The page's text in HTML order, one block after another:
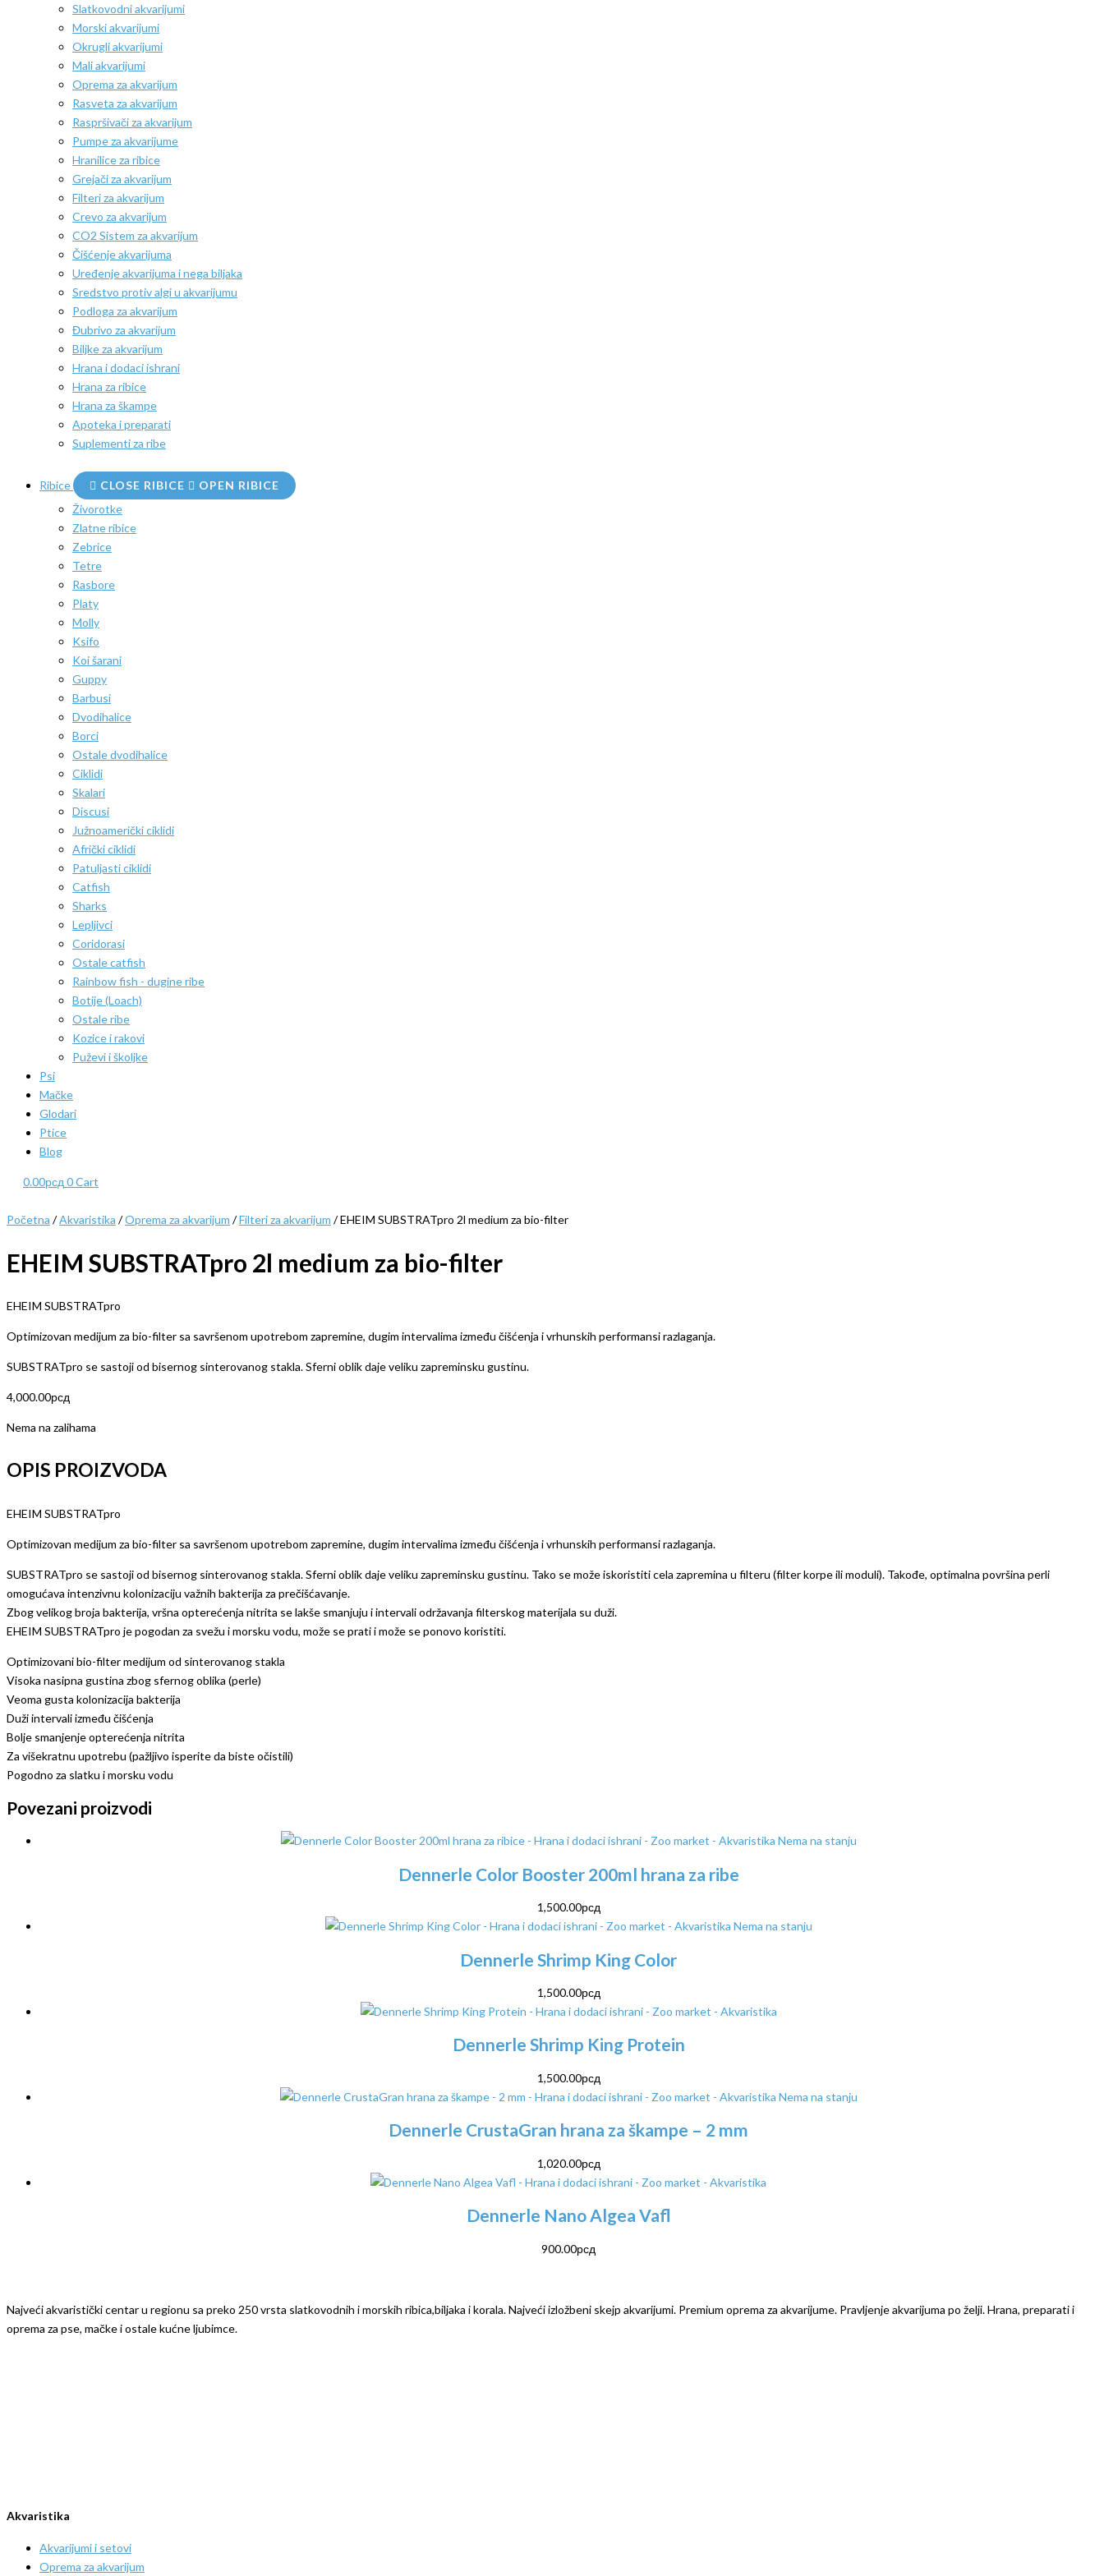
Slatkovodni akvarijumi
Morski akvarijumi
Okrugli akvarijumi
Mali akvarijumi
Oprema za akvarijum
Rasveta za akvarijum
Raspršivači za akvarijum
Pumpe za akvarijume
Hranilice za ribice
Grejači za akvarijum
Filteri za akvarijum
Crevo za akvarijum
CO2 Sistem za akvarijum
Čišćenje akvarijuma
Uređenje akvarijuma i nega biljaka
Sredstvo protiv algi u akvarijumu
Podloga za akvarijum
Đubrivo za akvarijum
Biljke za akvarijum
Hrana i dodaci ishrani
Hrana za ribice
Hrana za škampe
Apoteka i preparati
Suplementi za ribe
Ribice CLOSE RIBICE
OPEN RIBICE
Živorotke
Zlatne ribice
Zebrice
Tetre
Rasbore
Platy
Molly
Ksifo
Koi šarani
Guppy
Barbusi
Dvodihalice
Borci
Ostale dvodihalice
Ciklidi
Skalari
Discusi
Južnoamerički ciklidi
Afrički ciklidi
Patuljasti ciklidi
Catfish
Sharks
Lepljivci
Coridorasi
Ostale catfish
Rainbow fish - dugine ribe
Botije (Loach)
Ostale ribe
Kozice i rakovi
Puževi i školjke
Psi
Mačke
Glodari
Ptice
Blog
0.00рсд 0Cart
Početna /Akvaristika /Oprema za akvarijum /Filteri za akvarijum / EHEIM SUBSTRATpro 2l medium za bio-filter
EHEIM SUBSTRATpro 2l medium za bio-filter
EHEIM SUBSTRATpro
Optimizovan medijum za bio-filter sa savršenom upotrebom zapremine, dugim intervalima između čišćenja i vrhunskih performansi razlaganja.
SUBSTRATpro se sastoji od bisernog sinterovanog stakla. Sferni oblik daje veliku zapreminsku gustinu.
4,000.00рсд
Nema na zalihama
OPIS PROIZVODA
EHEIM SUBSTRATpro
Optimizovan medijum za bio-filter sa savršenom upotrebom zapremine, dugim intervalima između čišćenja i vrhunskih performansi razlaganja.
SUBSTRATpro se sastoji od bisernog sinterovanog stakla. Sferni oblik daje veliku zapreminsku gustinu. Tako se može iskoristiti cela zapremina u filteru (filter korpe ili moduli). Takođe, optimalna površina perli
omogućava intenzivnu kolonizaciju važnih bakterija za prečišćavanje.
Zbog velikog broja bakterija, vršna opterećenja nitrita se lakše smanjuju i intervali održavanja filterskog materijala su duži.
EHEIM SUBSTRATpro je pogodan za svežu i morsku vodu, može se prati i može se ponovo koristiti.
Optimizovani bio-filter medijum od sinterovanog stakla
Visoka nasipna gustina zbog sfernog oblika (perle)
Veoma gusta kolonizacija bakterija
Duži intervali između čišćenja
Bolje smanjenje opterećenja nitrita
Za višekratnu upotrebu (pažljivo isperite da biste očistili)
Pogodno za slatku i morsku vodu
Povezani proizvodi
Nema na stanju
Dennerle Color Booster 200ml hrana za ribe
1,500.00рсд
Nema na stanju
Dennerle Shrimp King Color
1,500.00рсд
Dennerle Shrimp King Protein
1,500.00рсд
Nema na stanju
Dennerle CrustaGran hrana za škampe – 2 mm
1,020.00рсд
Dennerle Nano Algea Vafl
900.00рсд
Najveći akvaristički centar u regionu sa preko 250 vrsta slatkovodnih i morskih ribica,biljaka i korala. Najveći izložbeni skejp akvarijumi. Premium oprema za akvarijume. Pravljenje akvarijuma po želji. Hrana, preparati i
oprema za pse, mačke i ostale kućne ljubimce.
Akvaristika
Akvarijumi i setovi
Oprema za akvarijum